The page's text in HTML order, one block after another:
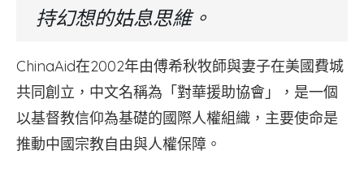
持幻想的姑息思維。
ChinaAid在2002年由傅希秋牧師與妻子在美國費城
共同創立，中文名稱為「對華援助協會」，是一個
以基督教信仰為基礎的國際人權組織，主要使命是
推動中國宗教自由與人權保障。